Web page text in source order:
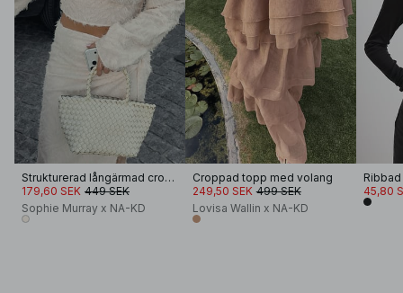
Strukturerad långärmad croppad topp
179,60 SEK 449 SEK
Sophie Murray x NA-KD
Croppad topp med volang
249,50 SEK 499 SEK
Lovisa Wallin x NA-KD
45,80